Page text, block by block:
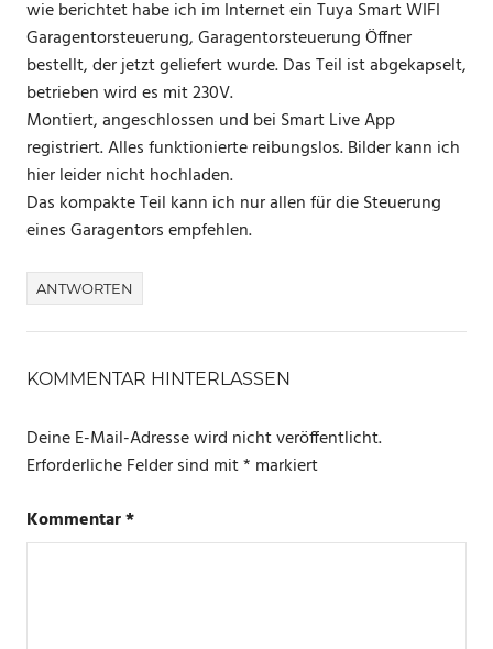
wie berichtet habe ich im Internet ein Tuya Smart WIFI
Garagentorsteuerung, Garagentorsteuerung Öffner
bestellt, der jetzt geliefert wurde. Das Teil ist abgekapselt,
betrieben wird es mit 230V.
Montiert, angeschlossen und bei Smart Live App
registriert. Alles funktionierte reibungslos. Bilder kann ich
hier leider nicht hochladen.
Das kompakte Teil kann ich nur allen für die Steuerung
eines Garagentors empfehlen.
ANTWORTEN
KOMMENTAR HINTERLASSEN
Deine E-Mail-Adresse wird nicht veröffentlicht.
Erforderliche Felder sind mit* markiert
Kommentar*